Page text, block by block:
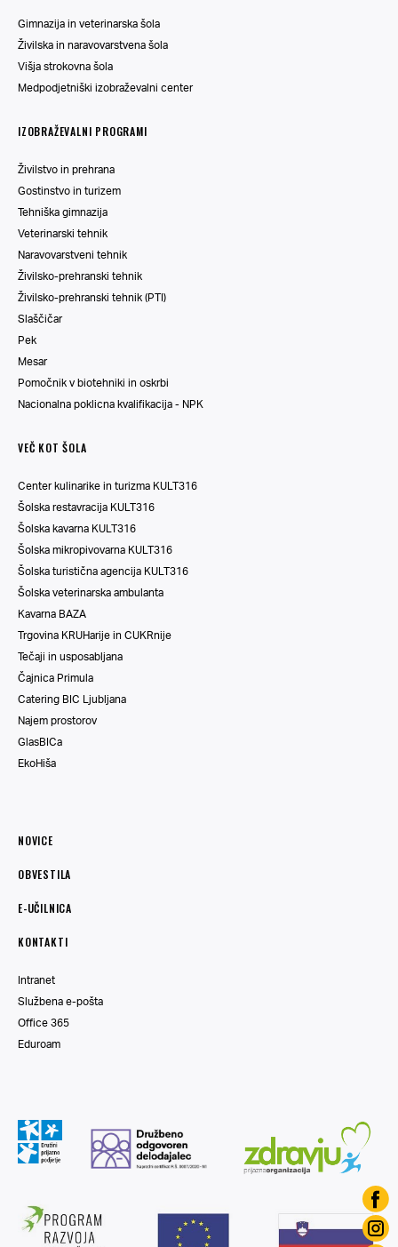
Gimnazija in veterinarska šola
Živilska in naravovarstvena šola
Višja strokovna šola
Medpodjetniški izobraževalni center
IZOBRAŽEVALNI PROGRAMI
Živilstvo in prehrana
Gostinstvo in turizem
Tehniška gimnazija
Veterinarski tehnik
Naravovarstveni tehnik
Živilsko-prehranski tehnik
Živilsko-prehranski tehnik (PTI)
Slaščičar
Pek
Mesar
Pomočnik v biotehniki in oskrbi
Nacionalna poklicna kvalifikacija - NPK
VEČ KOT ŠOLA
Center kulinarike in turizma KULT316
Šolska restavracija KULT316
Šolska kavarna KULT316
Šolska mikropivovarna KULT316
Šolska turistična agencija KULT316
Šolska veterinarska ambulanta
Kavarna BAZA
Trgovina KRUHarije in CUKRnije
Tečaji in usposabljana
Čajnica Primula
Catering BIC Ljubljana
Najem prostorov
GlasBICa
EkoHiša
NOVICE
OBVESTILA
E-UČILNICA
KONTAKTI
Intranet
Službena e-pošta
Office 365
Eduroam